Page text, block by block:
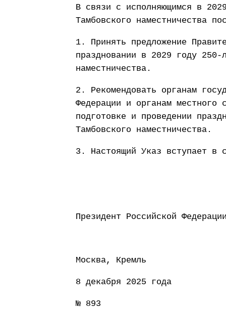
В связи с исполняющимся в
Тамбовского наместничества
1. Принять предложение
праздновании в 2029 году 250-
наместничества.
2. Рекомендовать органам
Федерации и органам местного
подготовке и проведении
Тамбовского наместничества.
3. Настоящий Указ вступает в
Президент
Москва, Кремль
8 декабря 2025 года
№ 893